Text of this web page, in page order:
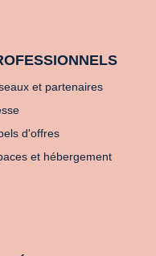
et partenaires
d'offres
et hébergement